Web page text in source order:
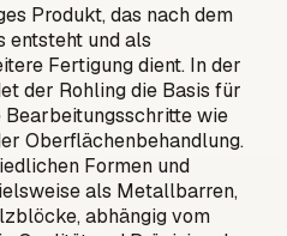
Produkt, das nach dem
entsteht und als
Fertigung dient. In der
der Rohling die Basis für
wie
Oberflächenbehandlung.
Formen und
als Metallbarren,
abhängig vom